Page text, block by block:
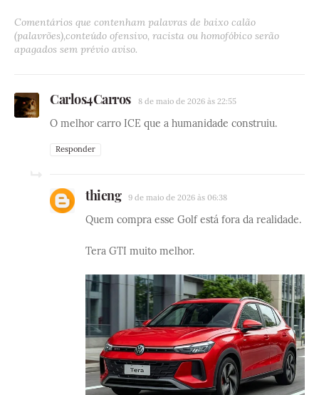
Comentários que contenham palavras de baixo calão
(palavrões),conteúdo ofensivo, racista ou homofóbico serão
apagados sem prévio aviso.
Carlos4Carros 8 de maio de 2026 às 22:55
O melhor carro ICE que a humanidade construiu.
Responder
thieng 9 de maio de 2026 às 06:38
Quem compra esse Golf está fora da realidade.
Tera GTI muito melhor.